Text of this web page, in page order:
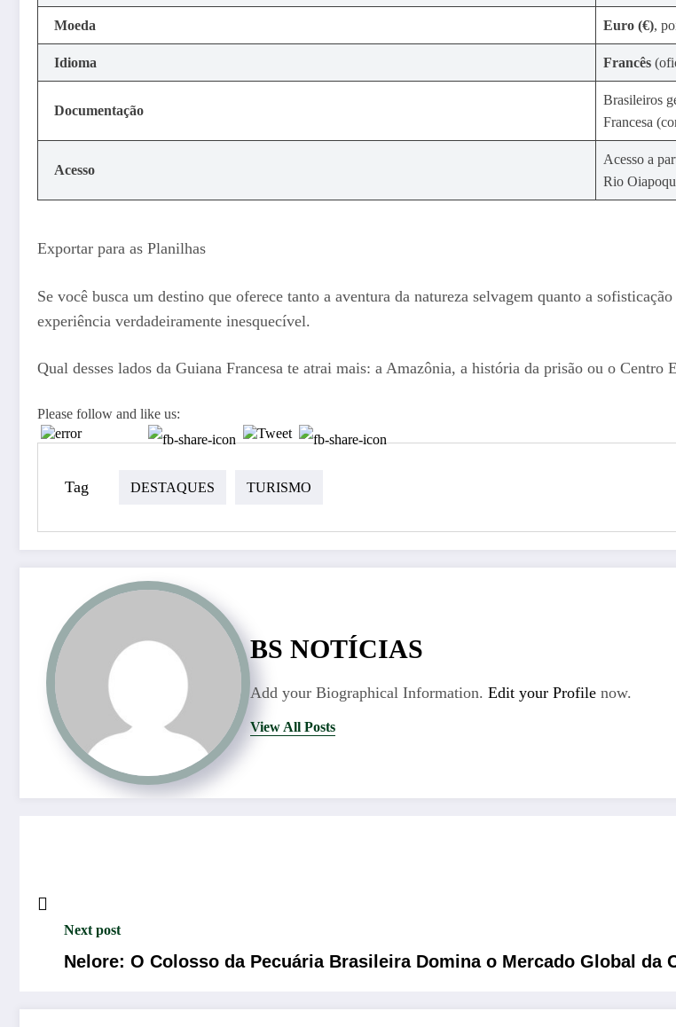
Moeda Euro (€),
Idioma Francês
Documentação
Brasileiros
Francesa
Acesso
Acesso a
Rio
Exportar para as Planilhas
Se você busca um destino que oferece tanto a aventura da natureza selvagem quanto a
experiência verdadeiramente inesquecível.
Qual desses lados da Guiana Francesa te atrai mais: a Amazônia, a história da prisão ou o Centro
Please follow and like us:
Tag DESTAQUES TURISMO
BS NOTÍCIAS
Add your Biographical Information. Edit your Profile now.
View All Posts
Next post
Nelore: O Colosso da Pecuária Brasileira Domina o Mercado Global da